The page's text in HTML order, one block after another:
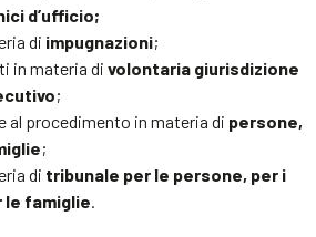
d’ufficio;
di impugnazioni;
in materia di volontaria giurisdizione
;
al procedimento in materia di persone,
;
di tribunale per le persone, per i
le famiglie.